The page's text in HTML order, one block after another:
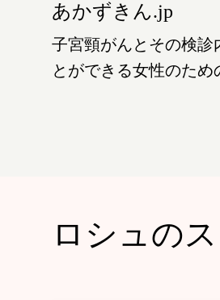
あかずきん.jp
子宮頸がんとその検診
とができる女性のため
ロシュの